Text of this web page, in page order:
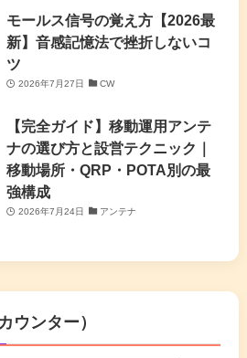
モールス信号の覚え方【2026最
新】音感記憶法で挫折しないコ
ツ
2026年7月27日 CW
【完全ガイド】移動運用アンテ
ナの選び方と設営テクニック｜
移動場所・QRP・POTA別の最
強構成
2026年7月24日 アンテナ
ウンター）